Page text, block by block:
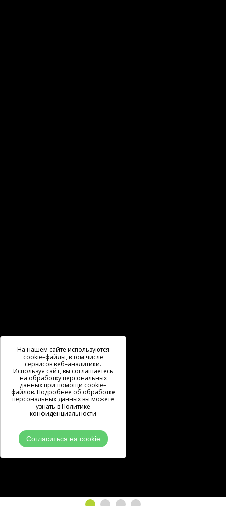
На нашем сайте используются
cookie–файлы, в том числе
сервисов веб–аналитики.
Используя сайт, вы соглашаетесь
на обработку персональных
данных при помощи cookie–
файлов. Подробнее об обработке
персональных данных вы можете
узнать вПолитике
конфиденциальности
Согласиться на cookie